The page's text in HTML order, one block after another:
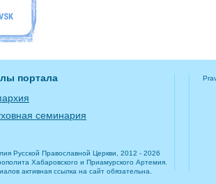
портала
семинария
Русской Православной Церкви, 2012 - 2026
Хабаровского и Приамурского Артемия.
активная ссылка на сайт обязательна.